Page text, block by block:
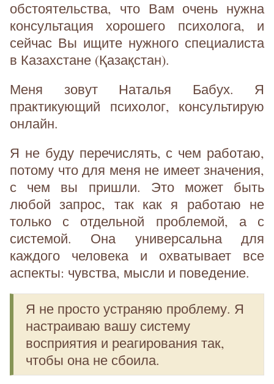
обстоятельства, что Вам очень нужна
консультация хорошего психолога, и
сейчас Вы ищите нужного специалиста
в Казахстане (Қазақстан).
Меня зовут Наталья Бабух. Я
практикующий психолог, консультирую
онлайн.
Я не буду перечислять, с чем работаю,
потому что для меня не имеет значения,
с чем вы пришли. Это может быть
любой запрос, так как я работаю не
только с отдельной проблемой, а с
системой. Она универсальна для
каждого человека и охватывает все
аспекты: чувства, мысли и поведение.
Я не просто устраняю проблему. Я
настраиваю вашу систему
восприятия и реагирования так,
чтобы она не сбоила.